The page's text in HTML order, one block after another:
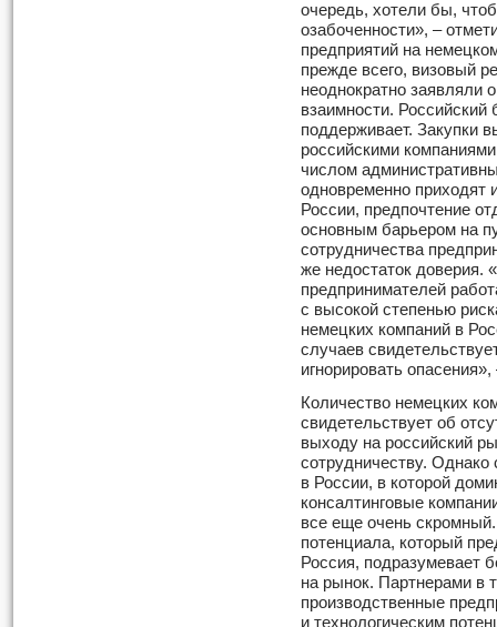
очередь, хотели бы,
озабоченности», –
предприятий на
прежде всего, визовый
неоднократно заявляли
взаимности.
поддерживает. Закупки
российскими
числом
одновременно
России, предпочтение
основным барьером на
сотрудничества
же недостаток доверия.
предпринимателей
с высокой степенью
немецких компаний в
случаев
игнорировать
Количество немецких
свидетельствует об
выходу на российский
сотрудничеству. Однако
в России, в которой
консалтинговые
все еще очень
потенциала, который
Россия, подразумевает
на рынок. Партнерами в
производственные
и технологическим